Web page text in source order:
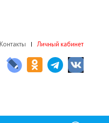
Контакты Личный кабинет